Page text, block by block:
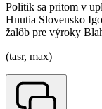
Politik sa pritom v
Hnutia Slovensko
žalôb pre výroky
(tasr, max)